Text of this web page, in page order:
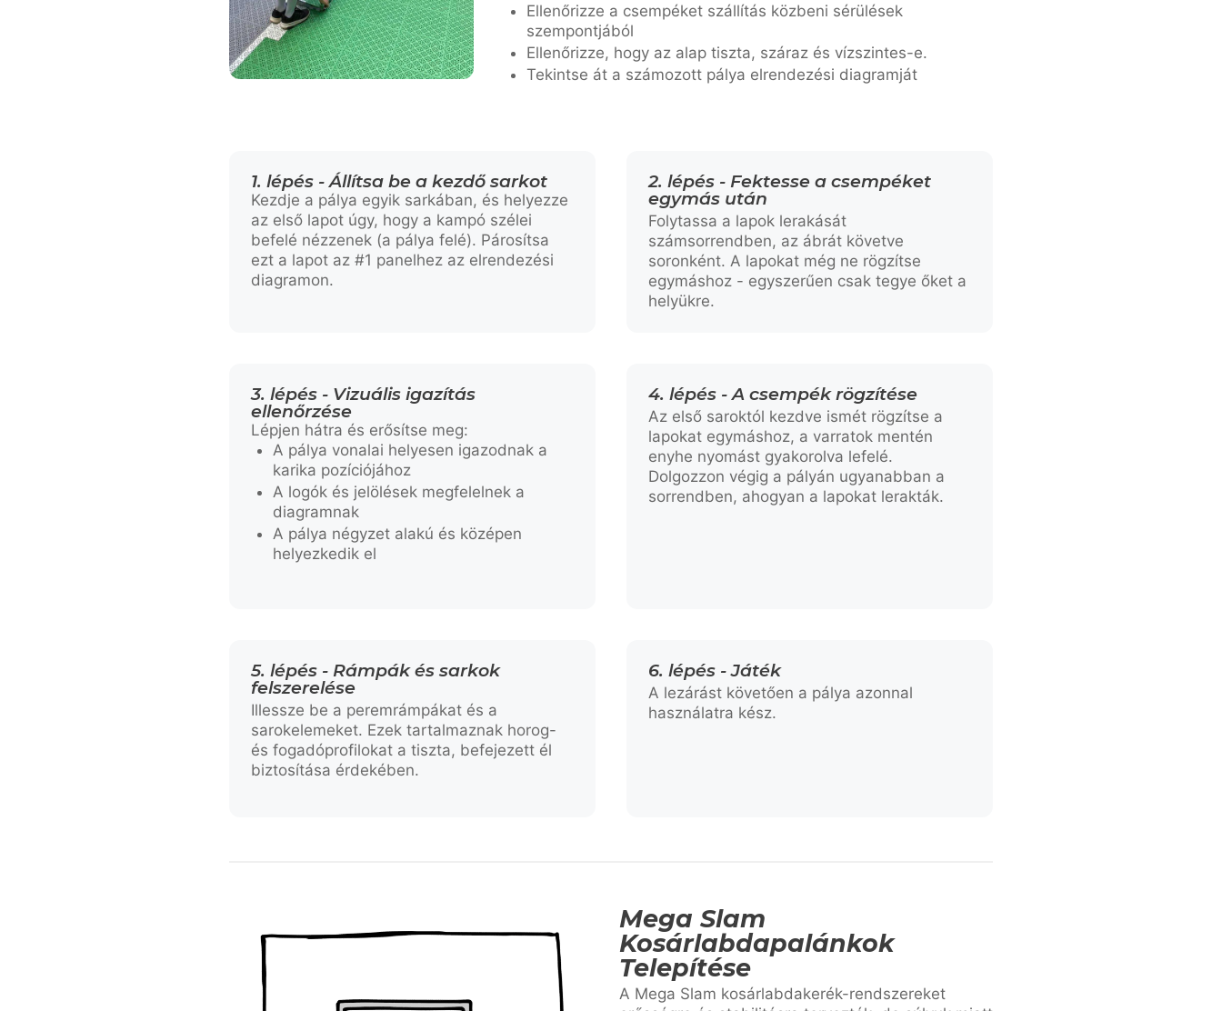
Ellenőrizze a csempéket szállítás közbeni sérülések
szempontjából
Ellenőrizze, hogy az alap tiszta, száraz és vízszintes-e.
Tekintse át a számozott pálya elrendezési diagramját
1. lépés - Állítsa be a kezdő sarkot
Kezdje a pálya egyik sarkában, és helyezze
az első lapot úgy, hogy a kampó szélei
befelé nézzenek (a pálya felé). Párosítsa
ezt a lapot az #1 panelhez az elrendezési
diagramon.
2. lépés - Fektesse a csempéket
egymás után
Folytassa a lapok lerakását
számsorrendben, az ábrát követve
soronként. A lapokat még ne rögzítse
egymáshoz - egyszerűen csak tegye őket a
helyükre.
3. lépés - Vizuális igazítás
ellenőrzése
Lépjen hátra és erősítse meg:
A pálya vonalai helyesen igazodnak a
karika pozíciójához
A logók és jelölések megfelelnek a
diagramnak
A pálya négyzet alakú és középen
helyezkedik el
4. lépés - A csempék rögzítése
Az első saroktól kezdve ismét rögzítse a
lapokat egymáshoz, a varratok mentén
enyhe nyomást gyakorolva lefelé.
Dolgozzon végig a pályán ugyanabban a
sorrendben, ahogyan a lapokat lerakták.
5. lépés - Rámpák és sarkok
felszerelése
Illessze be a peremrámpákat és a
sarokelemeket. Ezek tartalmaznak horog-
és fogadóprofilokat a tiszta, befejezett él
biztosítása érdekében.
6. lépés - Játék
A lezárást követően a pálya azonnal
használatra kész.
Mega Slam
Kosárlabdapalánkok
Telepítése
A Mega Slam kosárlabdakerék-rendszereket